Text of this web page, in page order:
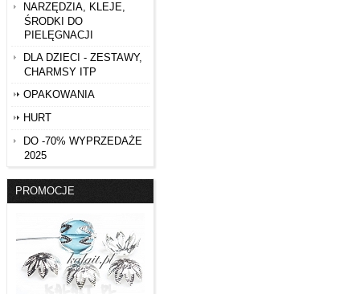
NARZĘDZIA, KLEJE,
ŚRODKI DO
PIELĘGNACJI
DLA DZIECI - ZESTAWY,
CHARMSY ITP
OPAKOWANIA
HURT
DO -70% WYPRZEDAŻE
2025
PROMOCJE